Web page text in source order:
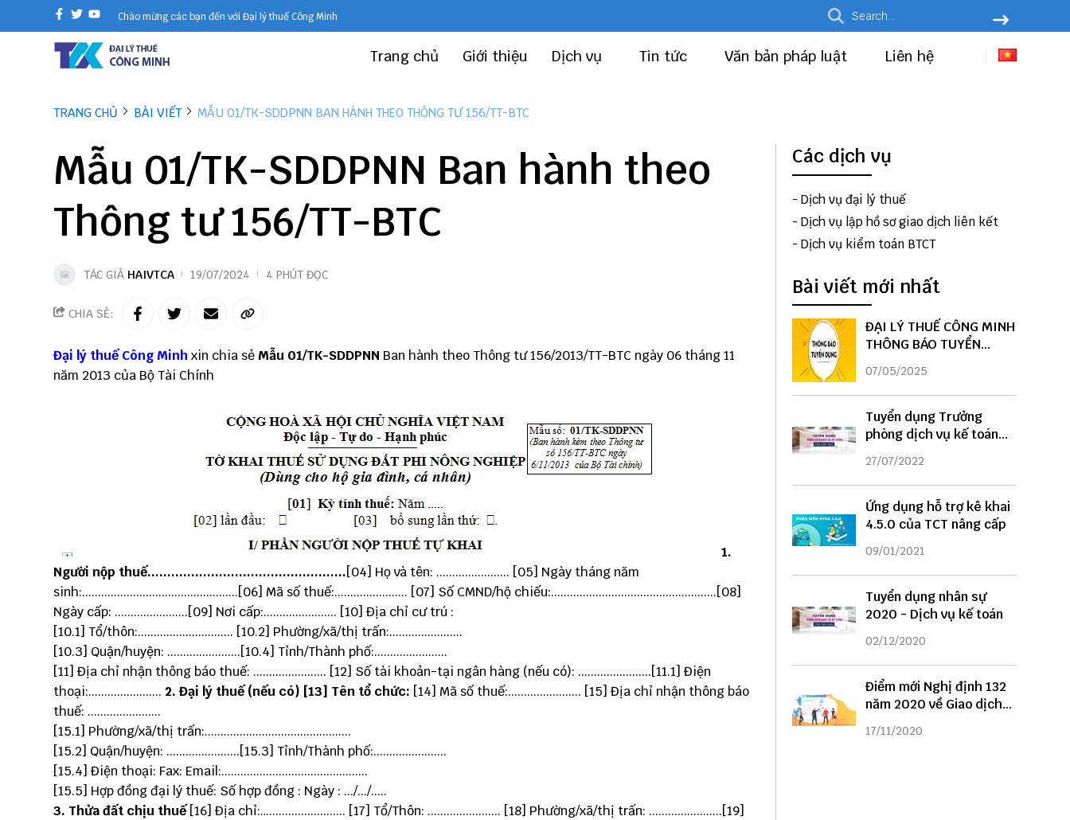
Chào mừng các bạn đến với Đại lý thuế Công Minh
Trang chủ Giới thiệu Dịch vụ Tin tức Văn bản pháp luật Liên hệ
TRANG CHỦ BÀI VIẾT MẪU 01/TK-SDDPNN BAN HÀNH THEO THÔNG TƯ 156/TT-BTC
Mẫu 01/TK-SDDPNN Ban hành theo
Thông tư 156/TT-BTC
TÁC GIẢ HAIVTCA 19/07/2024 4 PHÚT ĐỌC
CHIA SẺ:
Đại lý thuế Công Minh xin chia sẻ Mẫu 01/TK-SDDPNN Ban hành theo Thông tư 156/2013/TT-BTC ngày 06 tháng 11
năm 2013 của Bộ Tài Chính
1.
Người nộp thuế..................................................[04] Họ và tên: ....................... [05] Ngày tháng năm
sinh:.................................................[06] Mã số thuế:....................... [07] Số CMND/hộ chiếu:....................................................[08]
Ngày cấp: .......................[09] Nơi cấp:....................... [10] Địa chỉ cư trú :
[10.1] Tổ/thôn:.............................. [10.2] Phường/xã/thị trấn:.......................
[10.3] Quận/huyện: .......................[10.4] Tỉnh/Thành phố:.......................
[11] Địa chỉ nhận thông báo thuế: ....................... [12] Số tài khoản-tại ngân hàng (nếu có): .......................[11.1] Điện
thoại:....................... 2. Đại lý thuế (nếu có) [13] Tên tổ chức: [14] Mã số thuế:....................... [15] Địa chỉ nhận thông báo
thuế: .......................
[15.1] Phường/xã/thị trấn:..............................................
[15.2] Quận/huyện: .......................[15.3] Tỉnh/Thành phố:.......................
[15.4] Điện thoại: Fax: Email:..............................................
[15.5] Hợp đồng đại lý thuế: Số hợp đồng : Ngày : .../.../.....
3. Thửa đất chịu thuế[16] Địa chỉ:…........................ [17] Tổ/Thôn: ....................... [18] Phường/xã/thị trấn: .......................[19]
Các dịch vụ
- Dịch vụ đại lý thuế
- Dịch vụ lập hồ sơ giao dịch liên kết
- Dịch vụ kiểm toán BTCT
Bài viết mới nhất
ĐẠI LÝ THUẾ CÔNG MINH
THÔNG BÁO TUYỂN
DỤNG
07/05/2025
Tuyển dụng Trưởng
phòng dịch vụ kế toán
năm 2022
27/07/2022
Ứng dụng hỗ trợ kê khai
4.5.0 của TCT nâng cấp
09/01/2021
Tuyển dụng nhân sự
2020 - Dịch vụ kế toán
02/12/2020
Điểm mới Nghị định 132
năm 2020 về Giao dịch
liên kết
17/11/2020